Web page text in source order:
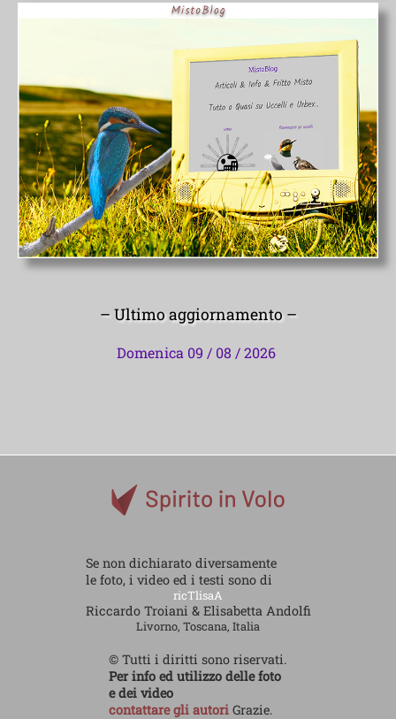
– Ultimo aggiornamento –
Domenica 09 / 08 / 2026
Se non dichiarato diversamente
le foto, i video ed i testi sono di
ricTlisaA
Riccardo Troiani & Elisabetta Andolfi
Livorno, Toscana, Italia
© Tutti i diritti sono riservati.
Per info ed utilizzo delle foto
e dei video
contattare gli autori Grazie.